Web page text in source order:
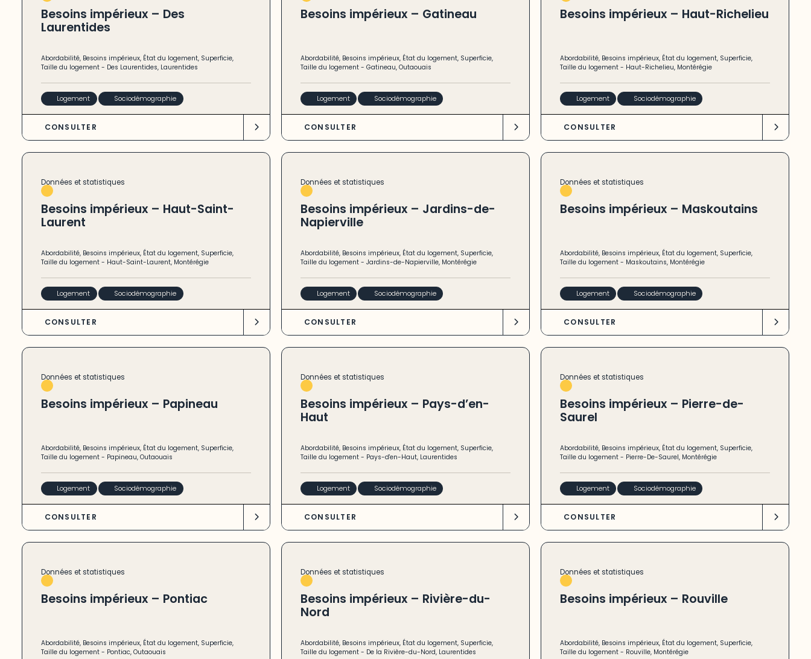
Besoins impérieux – Des
Laurentides
Abordabilité, Besoins impérieux, État du logement, Superficie,
Taille du logement- Des Laurentides, Laurentides
Logement Sociodémographie
CONSULTER
Besoins impérieux – Gatineau
Abordabilité, Besoins impérieux, État du logement, Superficie,
Taille du logement -Gatineau,Outaouais
Logement Sociodémographie
CONSULTER
Besoins impérieux – Haut-Richelieu
Abordabilité, Besoins impérieux, État du logement, Superficie,
Taille du logement - Haut-Richelieu, Montérégie
Logement Sociodémographie
CONSULTER
Données et statistiques
Besoins impérieux – Haut-Saint-
Laurent
Abordabilité, Besoins impérieux, État du logement, Superficie,
Taille du logement- Haut-Saint-Laurent, Montérégie
Logement Sociodémographie
CONSULTER
Données et statistiques
Besoins impérieux – Jardins-de-
Napierville
Abordabilité, Besoins impérieux, État du logement, Superficie,
Taille du logement -Jardins-de-Napierville, Montérégie
Logement Sociodémographie
CONSULTER
Données et statistiques
Besoins impérieux – Maskoutains
Abordabilité, Besoins impérieux, État du logement, Superficie,
Taille du logement - Maskoutains, Montérégie
Logement Sociodémographie
CONSULTER
Données et statistiques
Besoins impérieux – Papineau
Abordabilité, Besoins impérieux, État du logement, Superficie,
Taille du logement- Papineau, Outaouais
Logement Sociodémographie
CONSULTER
Données et statistiques
Besoins impérieux – Pays-d’en-
Haut
Abordabilité, Besoins impérieux, État du logement, Superficie,
Taille du logement - Pays-d'en-Haut, Laurentides
Logement Sociodémographie
CONSULTER
Données et statistiques
Besoins impérieux – Pierre-de-
Saurel
Abordabilité, Besoins impérieux, État du logement, Superficie,
Taille du logement - Pierre-De-Saurel, Montérégie
Logement Sociodémographie
CONSULTER
Données et statistiques
Besoins impérieux – Pontiac
Abordabilité, Besoins impérieux, État du logement, Superficie,
Taille du logement- Pontiac, Outaouais
Données et statistiques
Besoins impérieux – Rivière-du-
Nord
Abordabilité, Besoins impérieux, État du logement, Superficie,
Taille du logement - De la Rivière-du-Nord, Laurentides
Données et statistiques
Besoins impérieux – Rouville
Abordabilité, Besoins impérieux, État du logement, Superficie,
Taille du logement - Rouville, Montérégie